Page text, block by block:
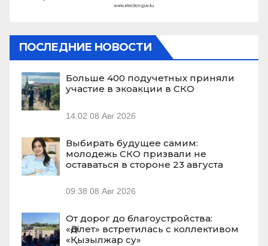
ПОСЛЕДНИЕ НОВОСТИ
Больше 400 подучетных приняли
участие в экоакции в СКО
14:02 08 Авг 2026
Выбирать будущее самим:
молодежь СКО призвали не
оставаться в стороне 23 августа
09:38 08 Авг 2026
От дорог до благоустройства:
«Әділет» встретилась с коллективом
«Қызылжар су»